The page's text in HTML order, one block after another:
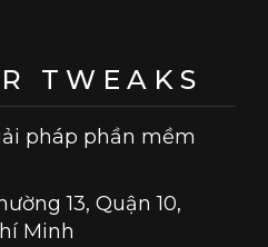
TWEAKS
pháp phần mềm
13, Quận 10,
Minh